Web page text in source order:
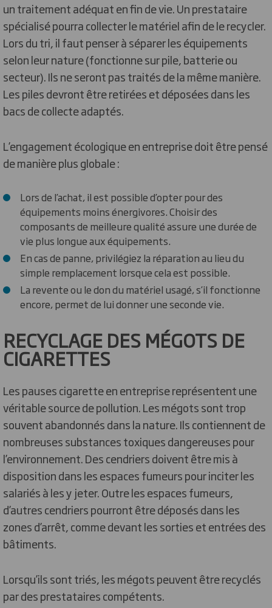
un traitement adéquat en fin de vie. Un prestataire
spécialisé pourra collecter le matériel afin de le recycler.
Lors du tri, il faut penser à séparer les équipements
selon leur nature (fonctionne sur pile, batterie ou
secteur). Ils ne seront pas traités de la même manière.
Les piles devront être retirées et déposées dans les
bacs de collecte adaptés.
L’engagement écologique en entreprise doit être pensé
de manière plus globale :
Lors de l’achat, il est possible d’opter pour des
équipements moins énergivores. Choisir des
composants de meilleure qualité assure une durée de
vie plus longue aux équipements.
En cas de panne, privilégiez la réparation au lieu du
simple remplacement lorsque cela est possible.
La revente ou le don du matériel usagé, s’il fonctionne
encore, permet de lui donner une seconde vie.
RECYCLAGE DES MÉGOTS DE
CIGARETTES
Les pauses cigarette en entreprise représentent une
véritable source de pollution. Les mégots sont trop
souvent abandonnés dans la nature. Ils contiennent de
nombreuses substances toxiques dangereuses pour
l’environnement. Des cendriers doivent être mis à
disposition dans les espaces fumeurs pour inciter les
salariés à les y jeter. Outre les espaces fumeurs,
d’autres cendriers pourront être déposés dans les
zones d’arrêt, comme devant les sorties et entrées des
bâtiments.
Lorsqu’ils sont triés, les mégots peuvent être recyclés
par des prestataires compétents.